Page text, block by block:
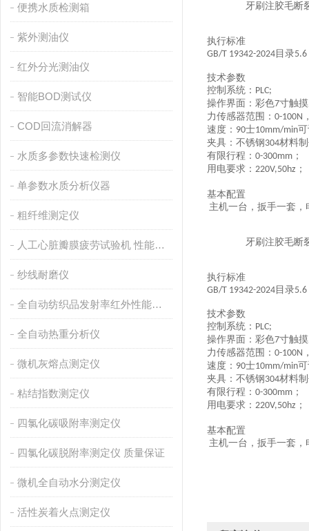
便携水质检测箱
紫外测油仪
红外分光测油仪
智能BOD测试仪
COD回流消解器
水质多参数快速检测仪
单参数水质分析仪器
粗纤维测定仪
人工心脏瓣膜疲劳试验机 性能稳定
纱线耐磨仪
全自动纺织品发射率红外性能分析
全自动热重分析仪
微机灰熔点测定仪
粘结指数测定仪
四氯化碳吸附率测定仪
四氯化碳脱附率测定仪 质量保证
微机全自动水分测定仪
活性炭着火点测定仪
牙刷注胶毛断
执行标准
GB/T 19342-2024 目录5.6
技术参数
控制系统： PLC;
操作界面：彩色7寸触
力传感器范围： 0-100N
速度： 90士10mm/min
夹具：不锈钢 304材料
有限行程： 0-300mm ；
用电要求： 220V,50hz ；
基本配置
主机一台，扳手一套
牙刷注胶毛断
执行标准
GB/T 19342-2024 目录5.6
技术参数
控制系统： PLC;
操作界面：彩色7寸触
力传感器范围： 0-100N
速度： 90士10mm/min
夹具：不锈钢 304材料
有限行程： 0-300mm ；
用电要求： 220V,50hz ；
基本配置
主机一台，扳手一套